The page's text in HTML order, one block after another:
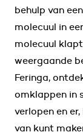
behulp van
molecuul in
molecuul
weergaande
Feringa,
omklappen in
verlopen en
van kunt